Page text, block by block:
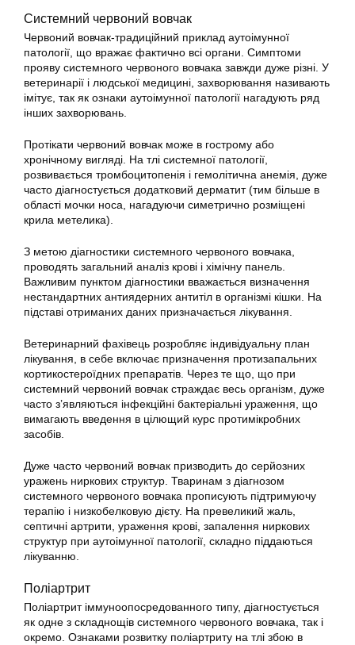
Системний червоний вовчак
Червоний вовчак-традиційний приклад аутоімунної
патології, що вражає фактично всі органи. Симптоми
прояву системного червоного вовчака завжди дуже різні. У
ветеринарії і людської медицині, захворювання називають
імітує, так як ознаки аутоімунної патології нагадують ряд
інших захворювань.
Протікати червоний вовчак може в гострому або
хронічному вигляді. На тлі системної патології,
розвивається тромбоцитопенія і гемолітична анемія, дуже
часто діагностується додатковий дерматит (тим більше в
області мочки носа, нагадуючи симетрично розміщені
крила метелика).
З метою діагностики системного червоного вовчака,
проводять загальний аналіз крові і хімічну панель.
Важливим пунктом діагностики вважається визначення
нестандартних антиядерних антитіл в організмі кішки. На
підставі отриманих даних призначається лікування.
Ветеринарний фахівець розробляє індивідуальну план
лікування, в себе включає призначення протизапальних
кортикостероїдних препаратів. Через те що, що при
системний червоний вовчак страждає весь організм, дуже
часто з’являються інфекційні бактеріальні ураження, що
вимагають введення в цілющий курс протимікробних
засобів.
Дуже часто червоний вовчак призводить до серйозних
уражень ниркових структур. Тваринам з діагнозом
системного червоного вовчака прописують підтримуючу
терапію і низкобелковую дієту. На превеликий жаль,
септичні артрити, ураження крові, запалення ниркових
структур при аутоімунної патології, складно піддаються
лікуванню.
Поліартрит
Поліартрит іммуноопосредованного типу, діагностується
як одне з складнощів системного червоного вовчака, так і
окремо. Ознаками розвитку поліартриту на тлі збою в